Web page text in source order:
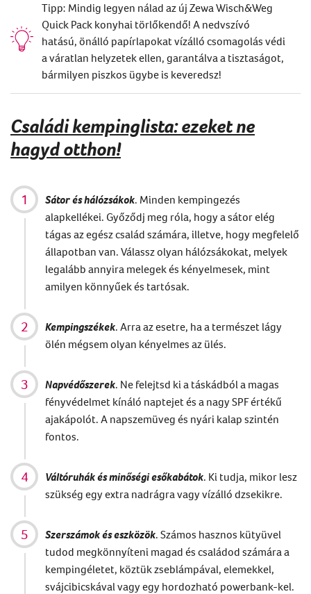
Tipp: Mindig legyen nálad az új Zewa Wisch&Weg
Quick Pack konyhai törlőkendő! A nedvszívó
hatású, önálló papírlapokat vízálló csomagolás védi
a váratlan helyzetek ellen, garantálva a tisztaságot,
bármilyen piszkos ügybe is keveredsz!
Családi kempinglista: ezeket ne
hagyd otthon!
Sátor és hálózsákok. Minden kempingezés
alapkellékei. Győződj meg róla, hogy a sátor elég
tágas az egész család számára, illetve, hogy megfelelő
állapotban van. Válassz olyan hálózsákokat, melyek
legalább annyira melegek és kényelmesek, mint
amilyen könnyűek és tartósak.
Kempingszékek. Arra az esetre, ha a természet lágy
ölén mégsem olyan kényelmes az ülés.
Napvédőszerek. Ne felejtsd ki a táskádból a magas
fényvédelmet kínáló naptejet és a nagy SPF értékű
ajakápolót. A napszemüveg és nyári kalap szintén
fontos.
Váltóruhák és minőségi esőkabátok. Ki tudja, mikor lesz
szükség egy extra nadrágra vagy vízálló dzsekikre.
Szerszámok és eszközök. Számos hasznos kütyüvel
tudod megkönnyíteni magad és családod számára a
kempingéletet, köztük zseblámpával, elemekkel,
svájcibicskával vagy egy hordozható powerbank-kel.